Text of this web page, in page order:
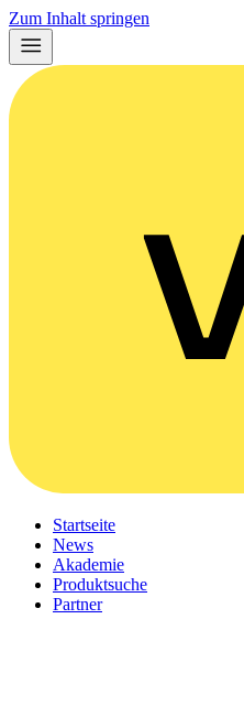
Zum Inhalt springen
Startseite
News
Akademie
Produktsuche
Partner